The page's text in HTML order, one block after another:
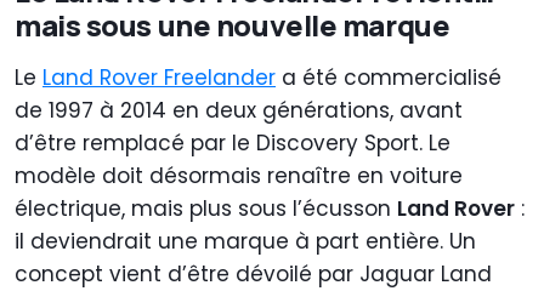
mais sous une nouvelle marque
Le Land Rover Freelander a été commercialisé
de 1997 à 2014 en deux générations, avant
d’être remplacé par le Discovery Sport. Le
modèle doit désormais renaître en voiture
électrique, mais plus sous l’écusson Land Rover :
il deviendrait une marque à part entière. Un
concept vient d’être dévoilé par Jaguar Land